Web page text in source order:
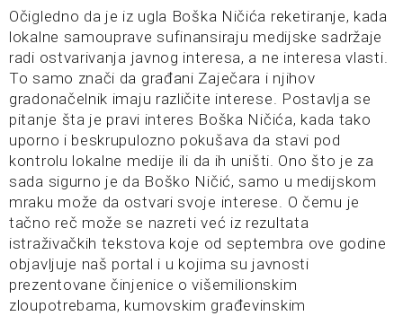
Očigledno da je iz ugla Boška Ničića reketiranje, kada
lokalne samouprave sufinansiraju medijske sadržaje
radi ostvarivanja javnog interesa, a ne interesa vlasti.
To samo znači da građani Zaječara i njihov
gradonačelnik imaju različite interese. Postavlja se
pitanje šta je pravi interes Boška Ničića, kada tako
uporno i beskrupulozno pokušava da stavi pod
kontrolu lokalne medije ili da ih uništi. Ono što je za
sada sigurno je da Boško Ničić, samo u medijskom
mraku može da ostvari svoje interese. O čemu je
tačno reč može se nazreti već iz rezultata
istraživačkih tekstova koje od septembra ove godine
objavljuje naš portal i u kojima su javnosti
prezentovane činjenice o višemilionskim
zloupotrebama, kumovskim građevinskim